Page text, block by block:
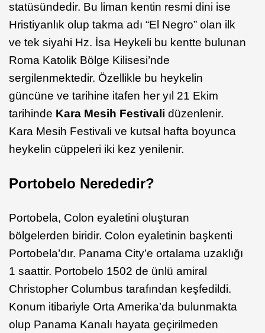
statüsündedir. Bu liman kentin resmi dini ise
Hristiyanlık olup takma adı “El Negro” olan ilk
ve tek siyahi Hz. İsa Heykeli bu kentte bulunan
Roma Katolik Bölge Kilisesi’nde
sergilenmektedir. Özellikle bu heykelin
güncüne ve tarihine itafen her yıl 21 Ekim
tarihinde Kara Mesih Festivali düzenlenir.
Kara Mesih Festivali ve kutsal hafta boyunca
heykelin cüppeleri iki kez yenilenir.
Portobelo Nerededir?
Portobela, Colon eyaletini oluşturan
bölgelerden biridir. Colon eyaletinin başkenti
Portobela’dır. Panama City’e ortalama uzaklığı
1 saattir. Portobelo 1502 de ünlü amiral
Christopher Columbus tarafından keşfedildi.
Konum itibariyle Orta Amerika’da bulunmakta
olup Panama Kanalı hayata geçirilmeden